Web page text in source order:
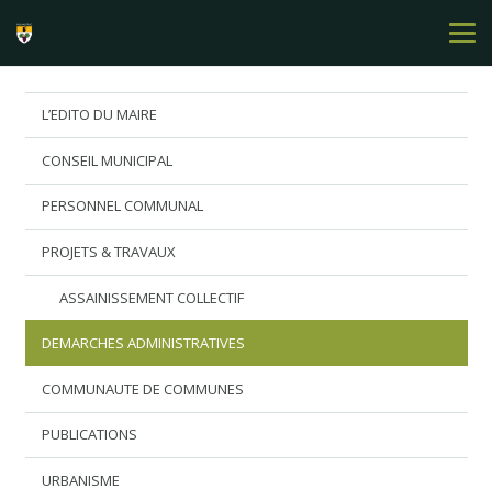
L’EDITO DU MAIRE
CONSEIL MUNICIPAL
PERSONNEL COMMUNAL
PROJETS & TRAVAUX
ASSAINISSEMENT COLLECTIF
DEMARCHES ADMINISTRATIVES
COMMUNAUTE DE COMMUNES
PUBLICATIONS
URBANISME